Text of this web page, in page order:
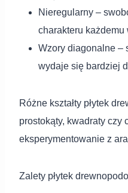
Nieregularny –
charakteru każdemu
Wzory diagonalne –
wydaje się bardziej
Różne kształty płytek
prostokąty, kwadraty czy
eksperymentowanie z
Zalety płytek